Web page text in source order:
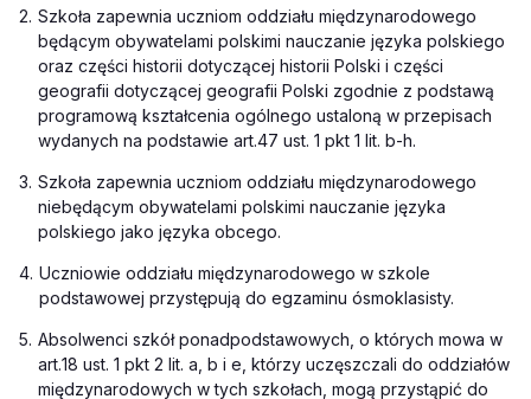
2. Szkoła zapewnia uczniom oddziału międzynarodowego
będącym obywatelami polskimi nauczanie języka polskiego
oraz części historii dotyczącej historii Polski i części
geografii dotyczącej geografii Polski zgodnie z podstawą
programową kształcenia ogólnego ustaloną w przepisach
wydanych na podstawie art.47 ust. 1 pkt 1 lit. b-h.
3. Szkoła zapewnia uczniom oddziału międzynarodowego
niebędącym obywatelami polskimi nauczanie języka
polskiego jako języka obcego.
4. Uczniowie oddziału międzynarodowego w szkole
podstawowej przystępują do egzaminu ósmoklasisty.
5. Absolwenci szkół ponadpodstawowych, o których mowa w
art.18 ust. 1 pkt 2 lit. a, b i e, którzy uczęszczali do oddziałów
międzynarodowych w tych szkołach, mogą przystąpić do